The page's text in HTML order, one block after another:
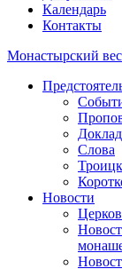
Календарь
Контакты
Монастырский
Слова
Новости